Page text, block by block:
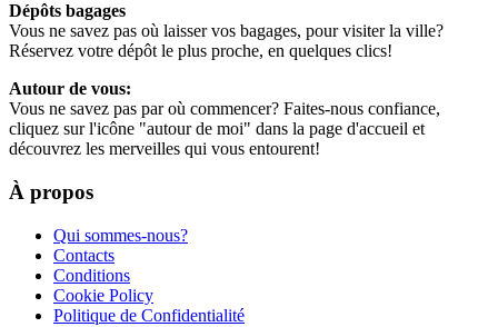
Dépôts bagages
Vous ne savez pas où laisser vos bagages, pour visiter la ville?
Réservez votre dépôt le plus proche, en quelques clics!
Autour de vous:
Vous ne savez pas par où commencer? Faites-nous confiance,
cliquez sur l'icône "autour de moi" dans la page d'accueil et
découvrez les merveilles qui vous entourent!
À propos
Qui sommes-nous?
Contacts
Conditions
Cookie Policy
Politique de Confidentialité